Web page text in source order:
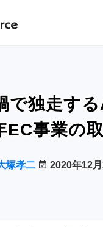
で独走す
EC事業の
塚孝二 2020年12月